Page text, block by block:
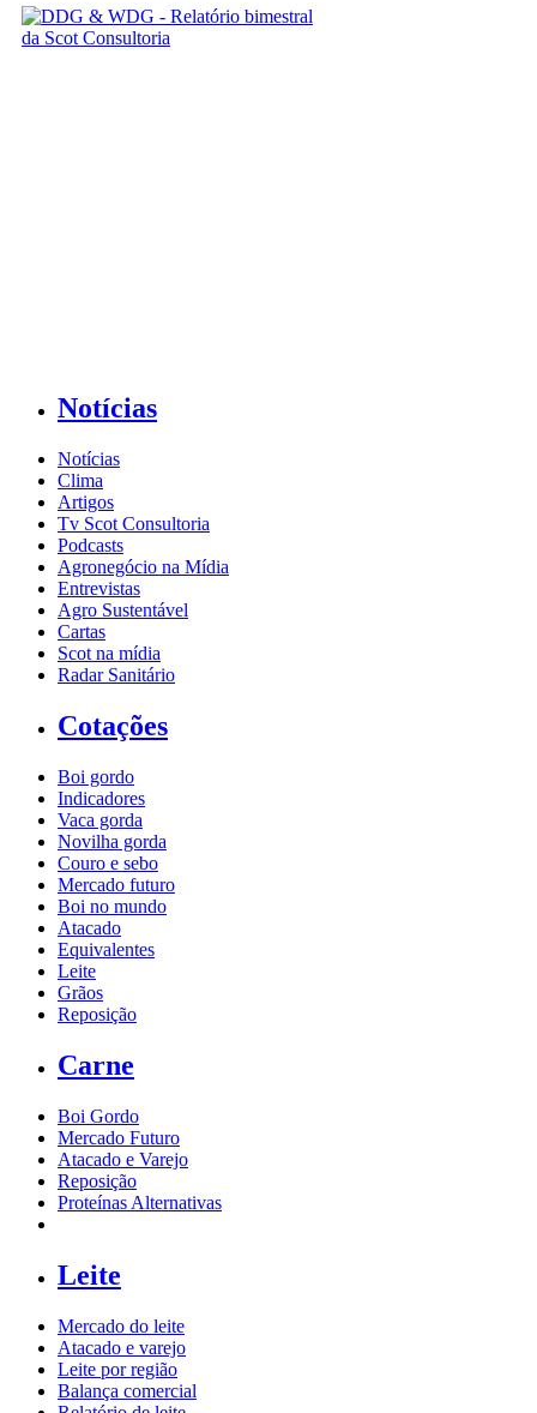
Notícias
Notícias
Clima
Artigos
Tv Scot Consultoria
Podcasts
Agronegócio na Mídia
Entrevistas
Agro Sustentável
Cartas
Scot na mídia
Radar Sanitário
Cotações
Boi gordo
Indicadores
Vaca gorda
Novilha gorda
Couro e sebo
Mercado futuro
Boi no mundo
Atacado
Equivalentes
Leite
Grãos
Reposição
Carne
Boi Gordo
Mercado Futuro
Atacado e Varejo
Reposição
Proteínas Alternativas
Leite
Mercado do leite
Atacado e varejo
Leite por região
Balança comercial